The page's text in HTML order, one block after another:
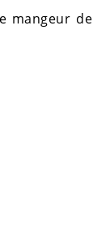
mangeur de